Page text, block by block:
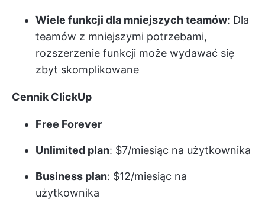
Wiele funkcji dla mniejszych teamów: Dla
teamów z mniejszymi potrzebami,
rozszerzenie funkcji może wydawać się
zbyt skomplikowane
Cennik ClickUp
Free Forever
Unlimited plan: $7/miesiąc na użytkownika
Business plan: $12/miesiąc na
użytkownika